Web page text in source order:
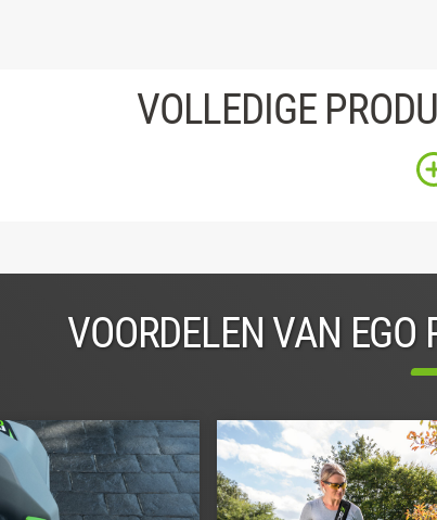
VOLLEDIGE
VOORDELEN VAN EGO